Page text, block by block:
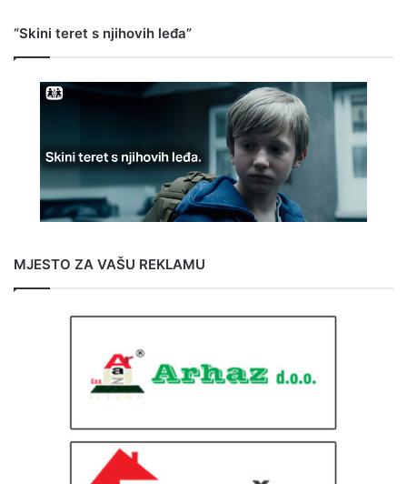
“Skini teret s njihovih leđa”
MJESTO ZA VAŠU REKLAMU